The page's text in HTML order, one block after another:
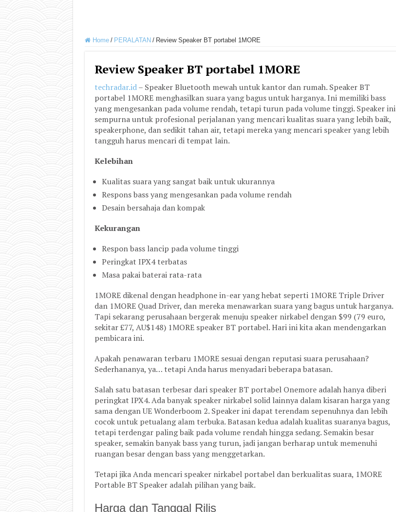
Home / PERALATAN / Review Speaker BT portabel 1MORE
Review Speaker BT portabel 1MORE
techradar.id– Speaker Bluetooth mewah untuk kantor dan rumah. Speaker BT
portabel 1MORE menghasilkan suara yang bagus untuk harganya. Ini memiliki bass
yang mengesankan pada volume rendah, tetapi turun pada volume tinggi. Speaker ini
sempurna untuk profesional perjalanan yang mencari kualitas suara yang lebih baik,
speakerphone, dan sedikit tahan air, tetapi mereka yang mencari speaker yang lebih
tangguh harus mencari di tempat lain.
Kelebihan
Kualitas suara yang sangat baik untuk ukurannya
Respons bass yang mengesankan pada volume rendah
Desain bersahaja dan kompak
Kekurangan
Respon bass lancip pada volume tinggi
Peringkat IPX4 terbatas
Masa pakai baterai rata-rata
1MORE dikenal dengan headphone in-ear yang hebat seperti 1MORE Triple Driver
dan 1MORE Quad Driver, dan mereka menawarkan suara yang bagus untuk harganya.
Tapi sekarang perusahaan bergerak menuju speaker nirkabel dengan $99 (79 euro,
sekitar £77, AU$148) 1MORE speaker BT portabel. Hari ini kita akan mendengarkan
pembicara ini.
Apakah penawaran terbaru 1MORE sesuai dengan reputasi suara perusahaan?
Sederhananya, ya… tetapi Anda harus menyadari beberapa batasan.
Salah satu batasan terbesar dari speaker BT portabel Onemore adalah hanya diberi
peringkat IPX4. Ada banyak speaker nirkabel solid lainnya dalam kisaran harga yang
sama dengan UE Wonderboom 2. Speaker ini dapat terendam sepenuhnya dan lebih
cocok untuk petualang alam terbuka. Batasan kedua adalah kualitas suaranya bagus,
tetapi terdengar paling baik pada volume rendah hingga sedang. Semakin besar
speaker, semakin banyak bass yang turun, jadi jangan berharap untuk memenuhi
ruangan besar dengan bass yang menggetarkan.
Tetapi jika Anda mencari speaker nirkabel portabel dan berkualitas suara, 1MORE
Portable BT Speaker adalah pilihan yang baik.
Harga dan Tanggal Rilis